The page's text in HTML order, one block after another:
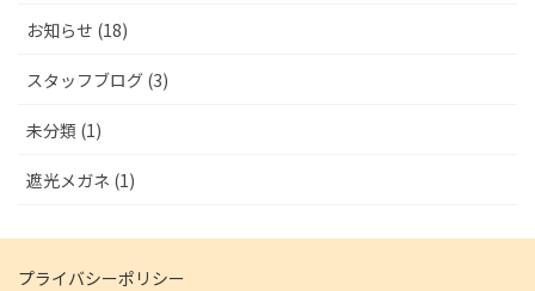
お知らせ (18)
スタッフブログ (3)
未分類 (1)
遮光メガネ (1)
プライバシーポリシー